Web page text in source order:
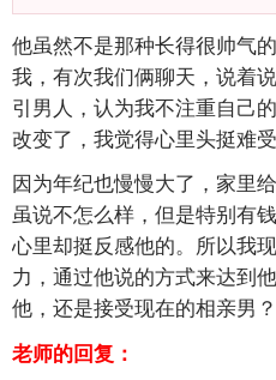
他虽然不是那种长得很帅气
我，有次我们俩聊天，说着
引男人，认为我不注重自己
改变了，我觉得心里头挺难受
因为年纪也慢慢大了，家里
虽说不怎么样，但是特别有
心里却挺反感他的。所以我
力，通过他说的方式来达到
他，还是接受现在的相亲男？
老师的回复：